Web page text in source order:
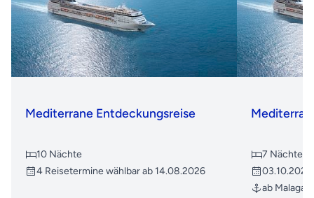
Mediterrane Entdeckungsreise
10 Nächte
4 Reisetermine wählbar ab 14.08.2026
7 Nächte
03.10.2026
ab Malaga